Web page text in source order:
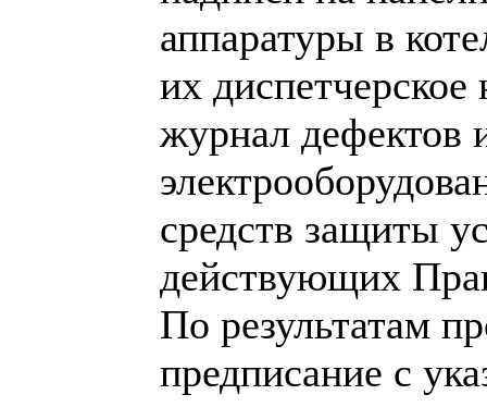
аппаратуры в
их диспетчерское
журнал дефектов
средств защиты
действующих
По результатам
предписание с